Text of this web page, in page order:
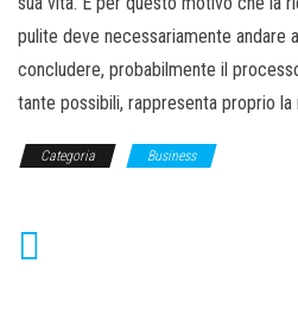
pulite deve necessariamente andare
concludere, probabilmente il
tante possibili, rappresenta proprio
Categoria Business